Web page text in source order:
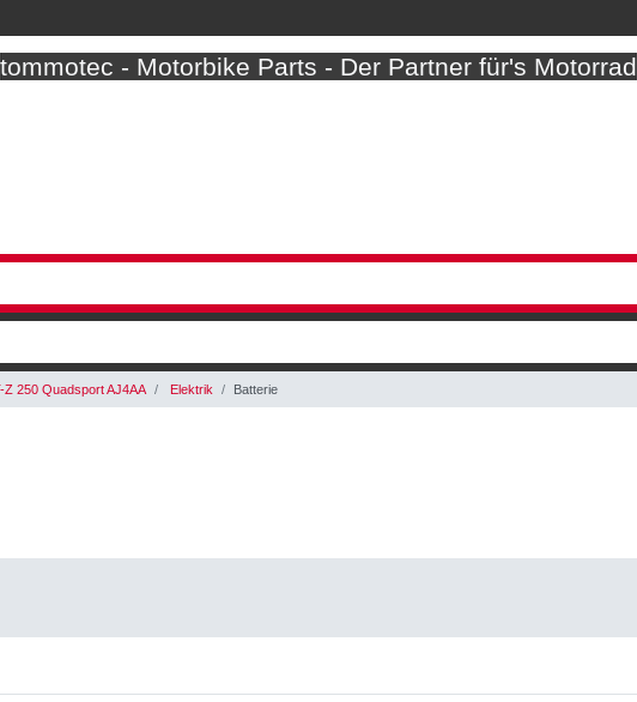
tommotec - Motorbike Parts - Der Partner für's Motorrad
Z 250 Quadsport AJ4AA Elektrik Batterie